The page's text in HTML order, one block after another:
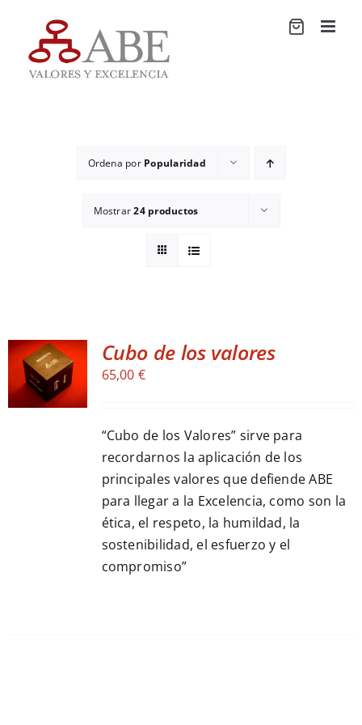
contenido
Ordena por Popularidad
Mostrar24 productos
ADD TO
CART /
DETALLES
Cubo de los valores
65,00 €
“Cubo de los Valores” sirve para
recordarnos la aplicación de los
principales valores que defiende ABE
para llegar a la Excelencia, como son la
ética, el respeto, la humildad, la
sostenibilidad, el esfuerzo y el
compromiso”